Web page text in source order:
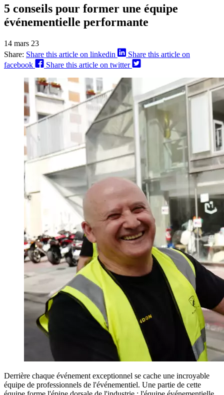
5 conseils pour former une équipe
événementielle performante
14 mars 23
Share: Share this article on linkedin
Share this article on
facebook
Share this article on twitter
Derrière chaque événement exceptionnel se cache une incroyable
équipe de professionnels de l'événementiel. Une partie de cette